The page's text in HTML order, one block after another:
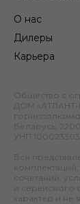
О нас
Дилеры
Карьера
Общество с
ДОМ «АТЛАНТ-
Беларусь,
УНП 100023303.
Вся
комплектаций,
сочетаний,
и сервисного
характер и